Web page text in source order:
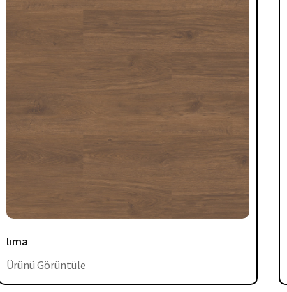
lıma
Ürünü Görüntüle